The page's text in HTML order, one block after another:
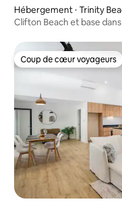
Hébergement ⋅ Trinity
Clifton Beach et base
Coup de cœur voyageurs
Coup de cœur voyageurs